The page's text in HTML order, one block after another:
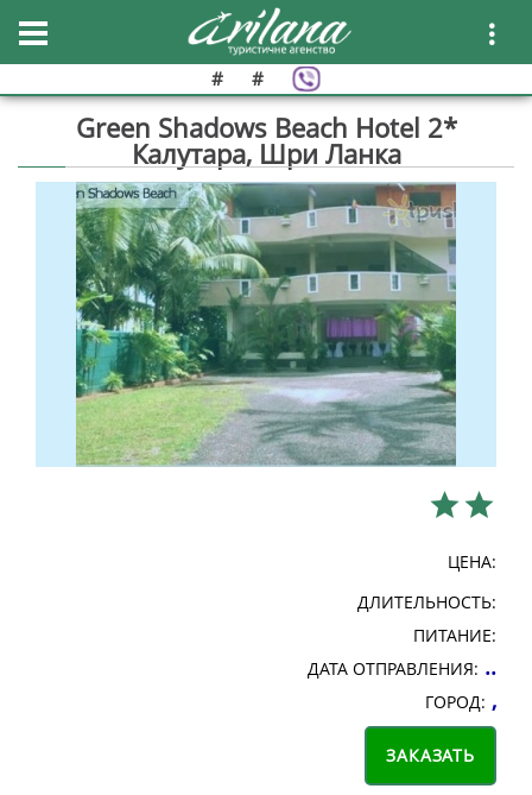
# #
Green Shadows Beach Hotel 2*
Калутара, Шри Ланка
ЦЕНА:
ДЛИТЕЛЬНОСТЬ:
ПИТАНИЕ:
ДАТА ОТПРАВЛЕНИЯ: ..
ГОРОД: ,